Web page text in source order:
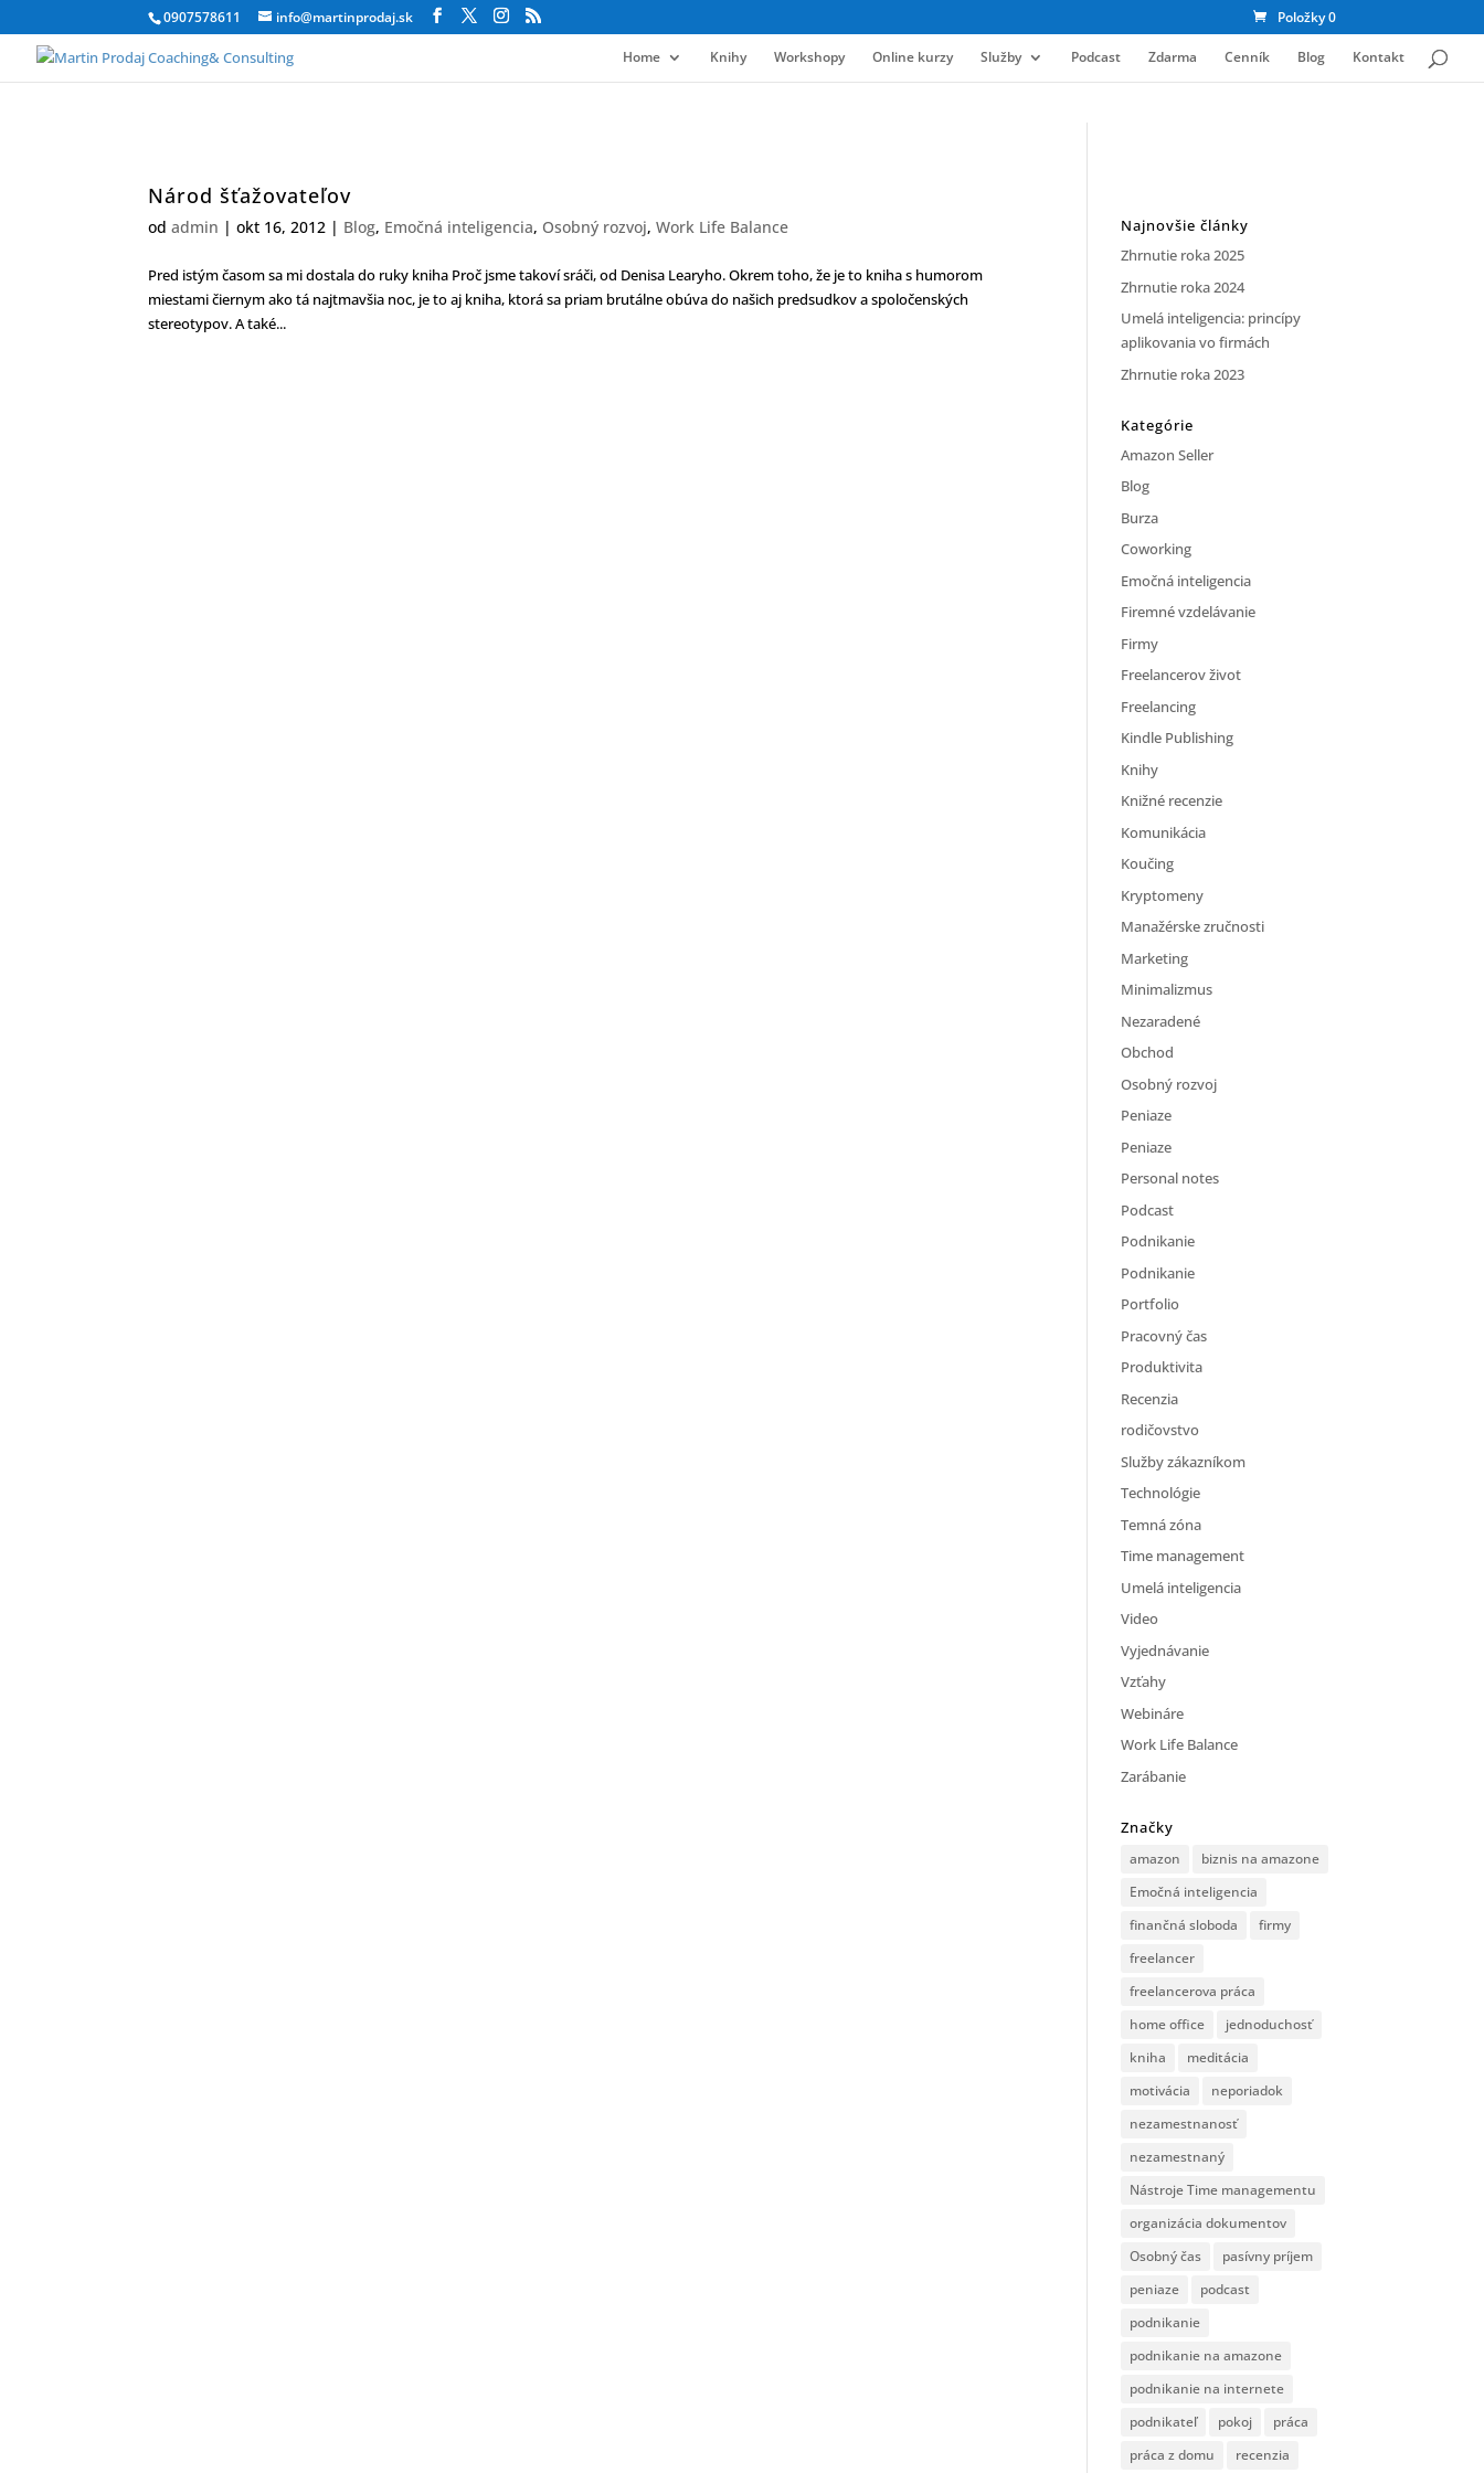
0907578611 info@martinprodaj.sk Položky 0
Home Knihy Workshopy Online kurzy Služby Podcast Zdarma Cenník Blog Kontakt
Národ šťažovateľov
odadmin |okt 16, 2012 | Blog, Emočná inteligencia, Osobný rozvoj,Work Life Balance
Pred istým časom sa mi dostala do ruky kniha Proč jsme takoví sráči, od Denisa Learyho. Okrem toho, že je to kniha s humorom
miestami čiernym ako tá najtmavšia noc, je to aj kniha, ktorá sa priam brutálne obúva do našich predsudkov a spoločenských
stereotypov. A také...
Najnovšie články
Zhrnutie roka 2025
Zhrnutie roka 2024
Umelá inteligencia: princípy
aplikovania vo firmách
Zhrnutie roka 2023
Kategórie
Amazon Seller
Blog
Burza
Coworking
Emočná inteligencia
Firemné vzdelávanie
Firmy
Freelancerov život
Freelancing
Kindle Publishing
Knihy
Knižné recenzie
Komunikácia
Koučing
Kryptomeny
Manažérske zručnosti
Marketing
Minimalizmus
Nezaradené
Obchod
Osobný rozvoj
Peniaze
Peniaze
Personal notes
Podcast
Podnikanie
Podnikanie
Portfolio
Pracovný čas
Produktivita
Recenzia
rodičovstvo
Služby zákazníkom
Technológie
Temná zóna
Time management
Umelá inteligencia
Video
Vyjednávanie
Vzťahy
Webináre
Work Life Balance
Zarábanie
Značky
amazon
biznis na amazone
Emočná inteligencia
finančná sloboda
firmy
freelancer
freelancerova práca
home office
jednoduchosť
kniha
meditácia
motivácia
neporiadok
nezamestnanosť
nezamestnaný
Nástroje Time managementu
organizácia dokumentov
Osobný čas
pasívny príjem
peniaze
podcast
podnikanie
podnikanie na amazone
podnikanie na internete
podnikateľ
pokoj
práca
práca z domu
recenzia